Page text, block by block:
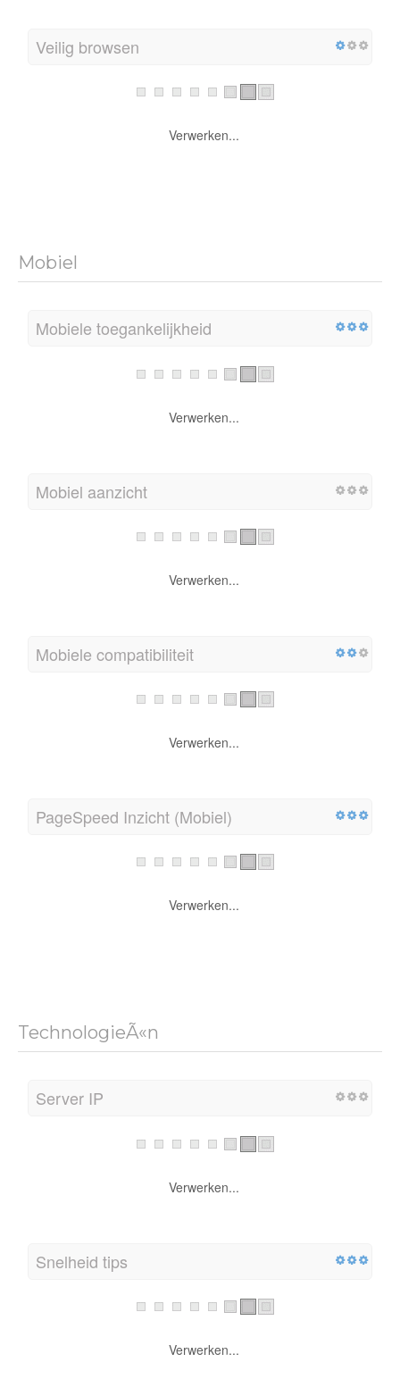
Veilig browsen
Verwerken...
Mobiel
Mobiele toegankelijkheid
Verwerken...
Mobiel aanzicht
Verwerken...
Mobiele compatibiliteit
Verwerken...
PageSpeed Inzicht (Mobiel)
Verwerken...
TechnologieÃ«n
Server IP
Verwerken...
Snelheid tips
Verwerken...